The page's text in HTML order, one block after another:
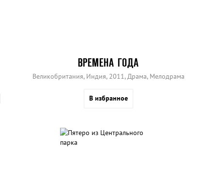
ВРЕМЕНА ГОДА
Великобритания, Индия, 2011, Драма, Мелодрама
В избранное